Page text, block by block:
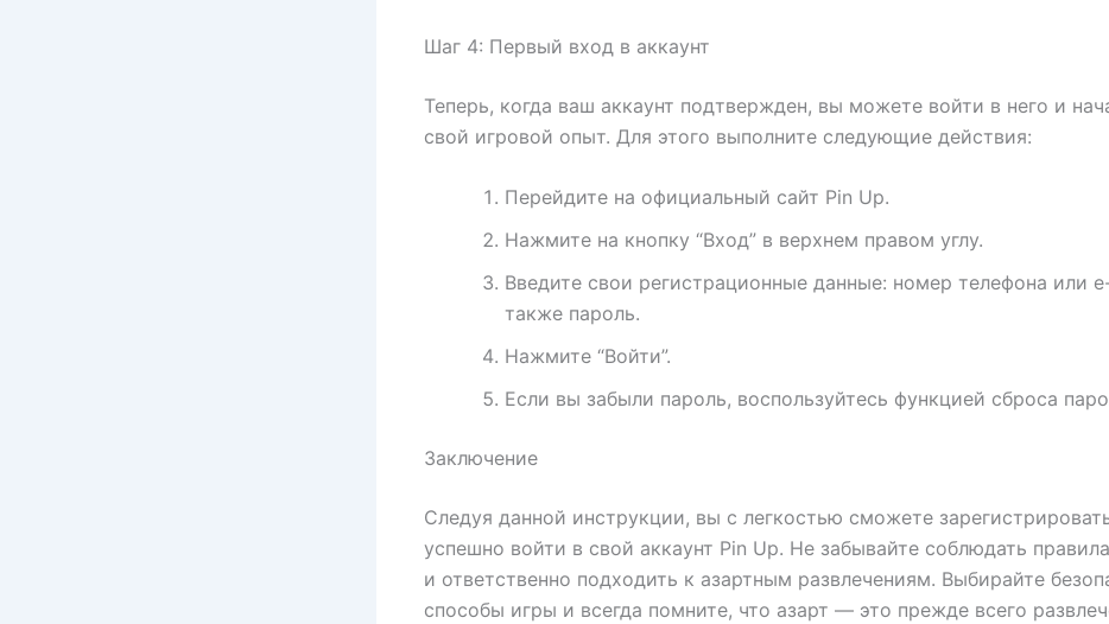
Шаг 4: Первый вход в аккаунт
Теперь, когда ваш аккаунт подтвержден, вы можете войти в него и
свой игровой опыт. Для этого выполните следующие действия:
Перейдите на официальный сайт Pin Up.
Нажмите на кнопку “Вход” в верхнем правом углу.
Введите свои регистрационные данные: номер телефона или
также пароль.
Нажмите “Войти”.
Если вы забыли пароль, воспользуйтесь функцией сброса
Заключение
Следуя данной инструкции, вы с легкостью сможете
успешно войти в свой аккаунт Pin Up. Не забывайте соблюдать
и ответственно подходить к азартным развлечениям. Выбирайте
способы игры и всегда помните, что азарт — это прежде всего